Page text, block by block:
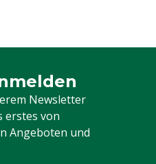
Newsletter
erstes von
Angeboten und
unseren Newsletter